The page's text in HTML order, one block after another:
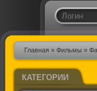
Главная » Фильмы »
КАТЕГОРИИ